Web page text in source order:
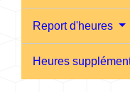
Report d'heures
Heures